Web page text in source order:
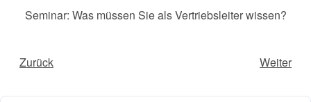
Seminar: Was müssen Sie als Vertriebsleiter wissen?
Zurück Weiter